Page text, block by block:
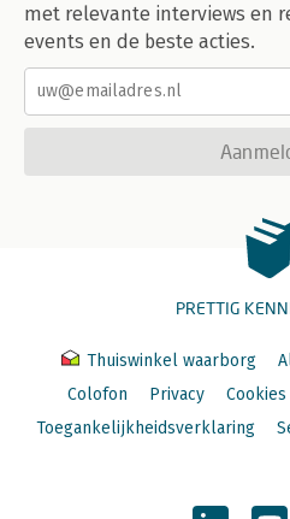
met relevante interviews en
events en de beste acties.
PRETTIG
Thuiswinkel waarborg
Colofon
Privacy Cookies
Toegankelijkheidsverklaring